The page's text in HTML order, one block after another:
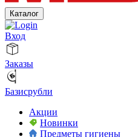
Каталог
Вход
Заказы
Базисрубли
Акции
Новинки
Предметы гигиены